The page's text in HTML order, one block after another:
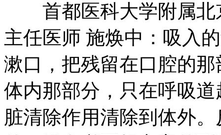
首都医科大学附属北
主任医师 施焕中：吸入
漱口，把残留在口腔的
体内那部分，只在呼吸
脏清除作用清除到体外